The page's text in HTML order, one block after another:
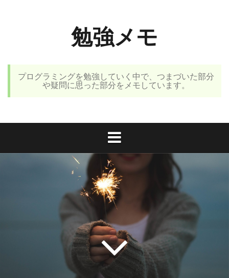
プ
勉強メモ
プログラミングを勉強していく中で、つまづいた部分
や疑問に思った部分をメモしています。